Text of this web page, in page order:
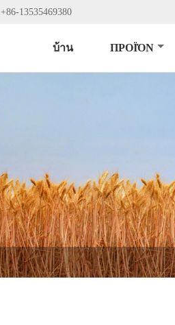
+86-13535469380
บ้าน ΠΡΟΪΌΝ